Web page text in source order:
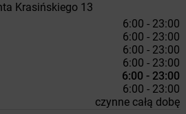
Krasińskiego 13
6:00 - 23:00
6:00 - 23:00
6:00 - 23:00
6:00 - 23:00
6:00 - 23:00
6:00 - 23:00
czynne całą dobę